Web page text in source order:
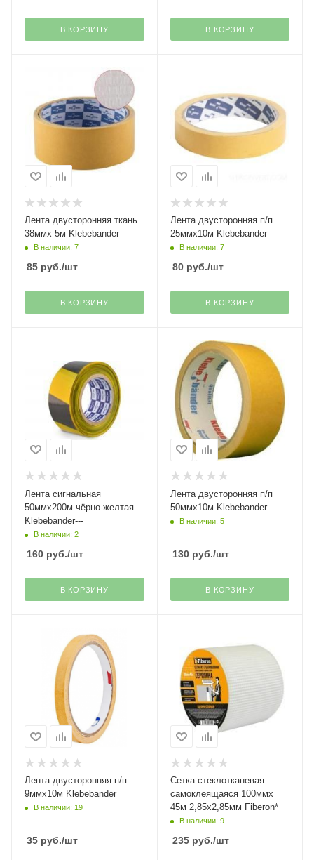
В КОРЗИНУ В КОРЗИНУ
Лента двусторонняя ткань
38ммх 5м Klebebander
В наличии: 7
85 руб./шт
В КОРЗИНУ
Лента двусторонняя п/п
25ммх10м Klebebander
В наличии: 7
80руб./шт
В КОРЗИНУ
Лента сигнальная
50ммх200м чёрно-желтая
Klebebander---
В наличии: 2
160 руб./шт
В КОРЗИНУ
Лента двусторонняя п/п
50ммх10м Klebebander
В наличии: 5
130руб./шт
В КОРЗИНУ
Лента двусторонняя п/п
9ммх10м Klebebander
В наличии: 19
35 руб./шт
Сетка стеклотканевая
самоклеящаяся 100ммх
45м 2,85х2,85мм Fiberon*
В наличии: 9
235руб./шт